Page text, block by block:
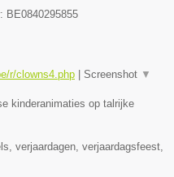
BE0840295855
r/clowns4.php Screenshot ▼
kinderanimaties op talrijke
verjaardagen, verjaardagsfeest,